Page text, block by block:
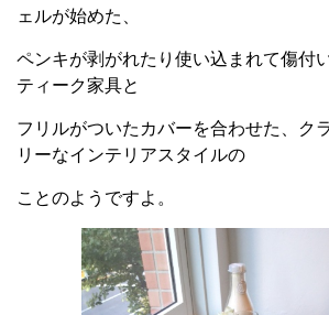
ェルが始めた、
ペンキが剥がれたり使い込まれて傷付
ティーク家具と
フリルがついたカバーを合わせた、ク
リーなインテリアスタイルの
ことのようですよ。